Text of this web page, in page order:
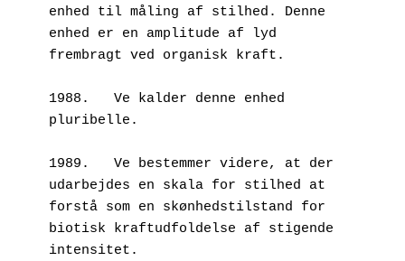
enhed til måling af stilhed. Denne
enhed er en amplitude af lyd
frembragt ved organisk kraft.
1988.	Ve kalder denne enhed
pluribelle.
1989.	Ve bestemmer videre, at der
udarbejdes en skala for stilhed at
forstå som en skønhedstilstand for
biotisk kraftudfoldelse af stigende
intensitet.